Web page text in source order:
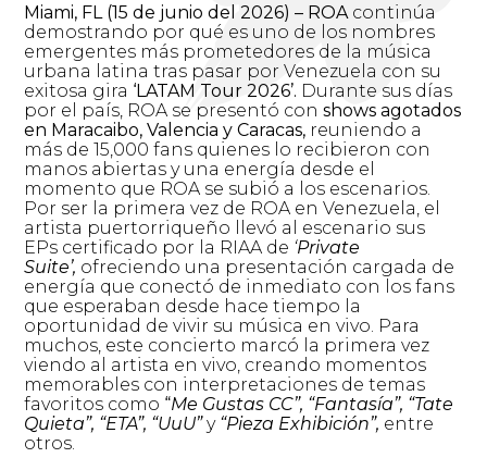
Miami, FL (15 de junio del 2026) – ROA continúa
demostrando por qué es uno de los nombres
emergentes más prometedores de la música
urbana latina tras pasar por Venezuela con su
exitosa gira ‘LATAM Tour 2026’. Durante sus días
por el país, ROA se presentó conshows agotados
en Maracaibo, Valencia y Caracas, reuniendo a
más de 15,000 fans quienes lo recibieron con
manos abiertas y una energía desde el
momento que ROA se subió a los escenarios.
Por ser la primera vez de ROA en Venezuela, el
artista puertorriqueño llevó al escenario sus
EPs certificado por la RIAA de ‘Private
Suite’, ofreciendo una presentación cargada de
energía que conectó de inmediato con los fans
que esperaban desde hace tiempo la
oportunidad de vivir su música en vivo. Para
muchos, este concierto marcó la primera vez
viendo al artista en vivo, creando momentos
memorables con interpretaciones de temas
favoritos como “Me Gustas CC”, “Fantasía”, “Tate
Quieta”, “ETA”, “UuU” y “Pieza Exhibición”, entre
otros.